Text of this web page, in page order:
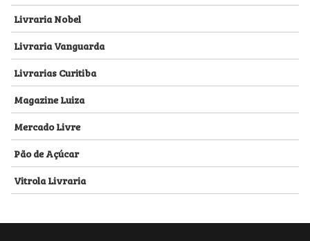
Livraria Nobel
Livraria Vanguarda
Livrarias Curitiba
Magazine Luiza
Mercado Livre
Pão de Açúcar
Vitrola Livraria